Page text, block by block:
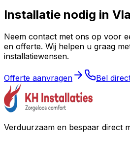
Installatie nodig in
Neem contact met ons op voor
en offerte. Wij helpen u graag
installatiewensen.
Offerte aanvragen Bel
Verduurzaam en bespaar direct